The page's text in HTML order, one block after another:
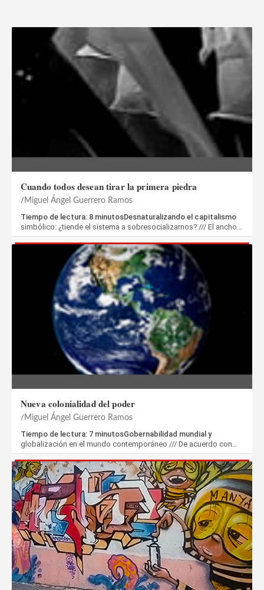
Cuando todos desean tirar la primera piedra
Miguel Ángel Guerrero Ramos
Tiempo de lectura: 8 minutosDesnaturalizando el capitalismo
simbólico: ¿tiende el sistema a sobresocializarnos? /// El ancho…
Nueva colonialidad del poder
Miguel Ángel Guerrero Ramos
Tiempo de lectura: 7 minutosGobernabilidad mundial y
globalización en el mundo contemporáneo /// De acuerdo con…